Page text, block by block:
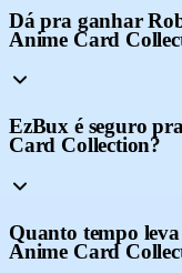
Dá pra ganhar
Anime Card
EzBux é seguro
Card Collection?
Quanto tempo
Anime Card